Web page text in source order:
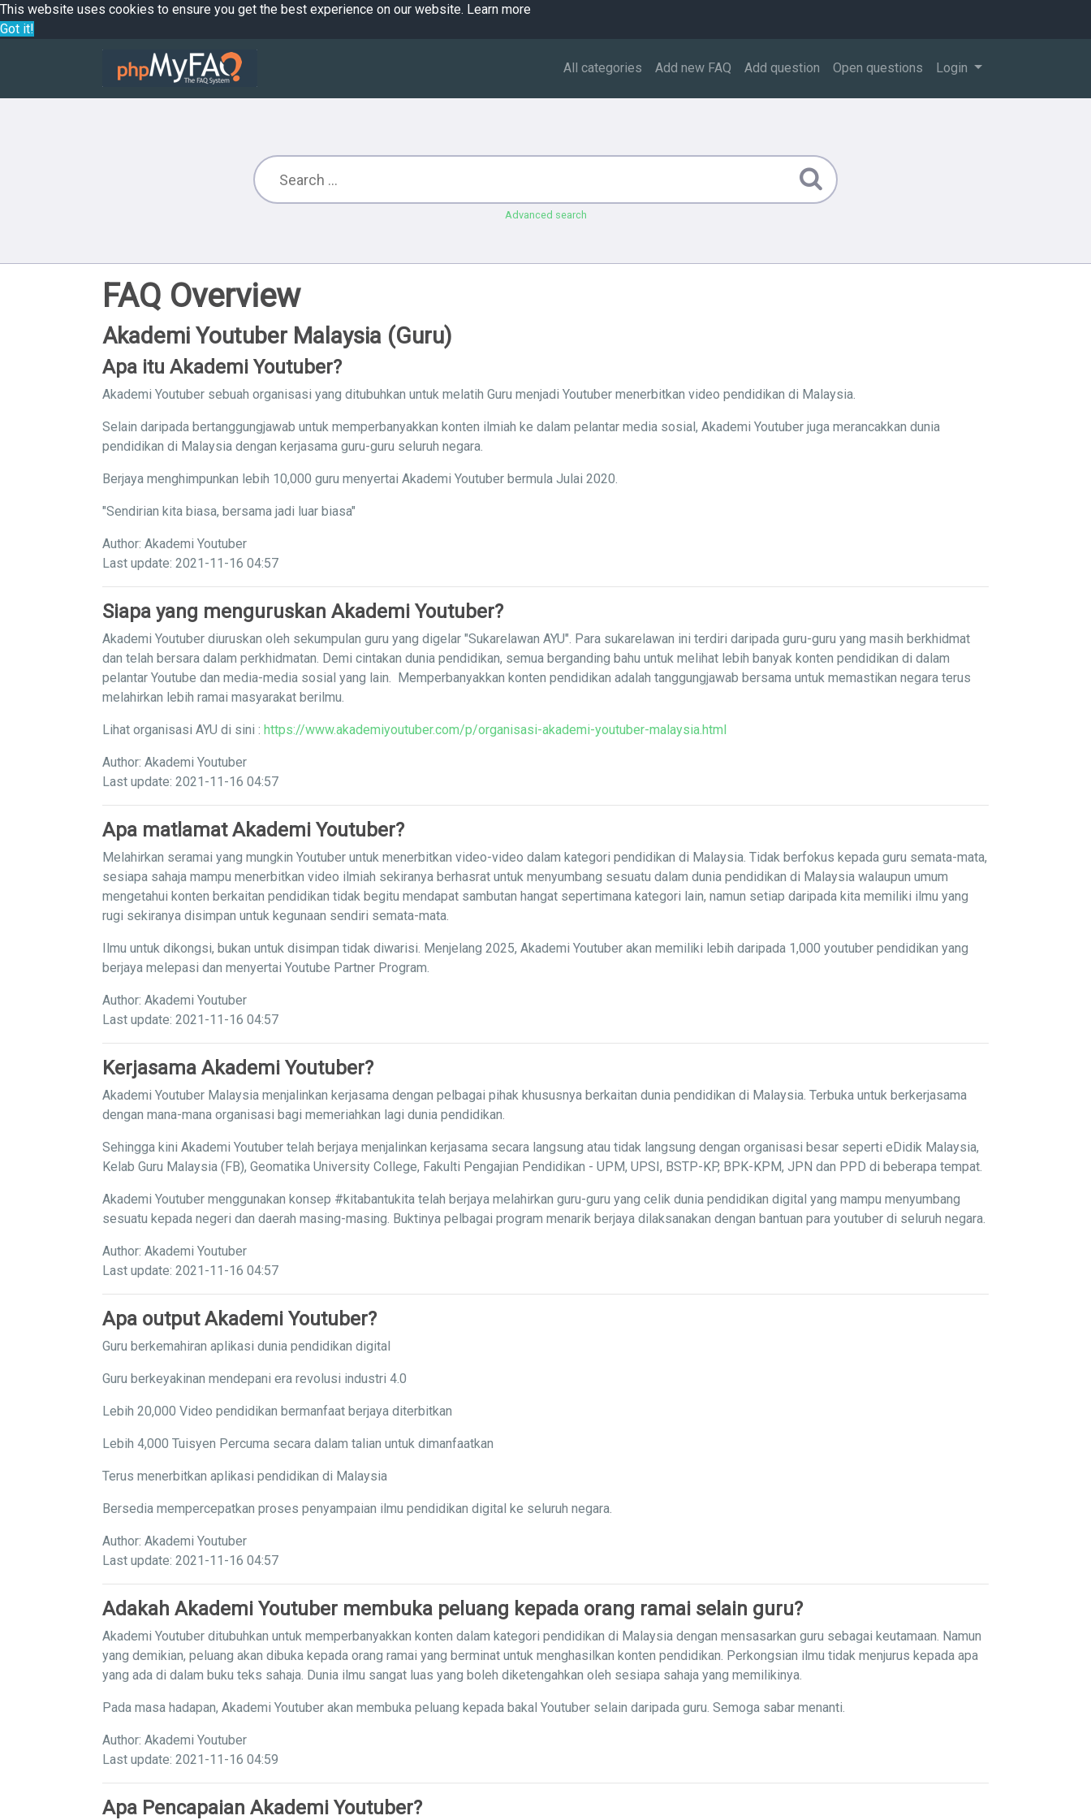
This website uses cookies to ensure you get the best experience on our website. Learn more
Got it!
All categories Add new FAQ Add question Open questions Login
Advanced search
FAQ Overview
Akademi Youtuber Malaysia (Guru)
Apa itu Akademi Youtuber?
Akademi Youtuber sebuah organisasi yang ditubuhkan untuk melatih Guru menjadi Youtuber menerbitkan video pendidikan di Malaysia.
Selain daripada bertanggungjawab untuk memperbanyakkan konten ilmiah ke dalam pelantar media sosial, Akademi Youtuber juga merancakkan dunia
pendidikan di Malaysia dengan kerjasama guru-guru seluruh negara.
Berjaya menghimpunkan lebih 10,000 guru menyertai Akademi Youtuber bermula Julai 2020.
"Sendirian kita biasa, bersama jadi luar biasa"
Author: Akademi Youtuber
Last update: 2021-11-16 04:57
Siapa yang menguruskan Akademi Youtuber?
Akademi Youtuber diuruskan oleh sekumpulan guru yang digelar "Sukarelawan AYU". Para sukarelawan ini terdiri daripada guru-guru yang masih berkhidmat
dan telah bersara dalam perkhidmatan. Demi cintakan dunia pendidikan, semua berganding bahu untuk melihat lebih banyak konten pendidikan di dalam
pelantar Youtube dan media-media sosial yang lain. Memperbanyakkan konten pendidikan adalah tanggungjawab bersama untuk memastikan negara terus
melahirkan lebih ramai masyarakat berilmu.
Lihat organisasi AYU di sini : https://www.akademiyoutuber.com/p/organisasi-akademi-youtuber-malaysia.html
Author: Akademi Youtuber
Last update: 2021-11-16 04:57
Apa matlamat Akademi Youtuber?
Melahirkan seramai yang mungkin Youtuber untuk menerbitkan video-video dalam kategori pendidikan di Malaysia. Tidak berfokus kepada guru semata-mata,
sesiapa sahaja mampu menerbitkan video ilmiah sekiranya berhasrat untuk menyumbang sesuatu dalam dunia pendidikan di Malaysia walaupun umum
mengetahui konten berkaitan pendidikan tidak begitu mendapat sambutan hangat sepertimana kategori lain, namun setiap daripada kita memiliki ilmu yang
rugi sekiranya disimpan untuk kegunaan sendiri semata-mata.
Ilmu untuk dikongsi, bukan untuk disimpan tidak diwarisi. Menjelang 2025, Akademi Youtuber akan memiliki lebih daripada 1,000 youtuber pendidikan yang
berjaya melepasi dan menyertai Youtube Partner Program.
Author: Akademi Youtuber
Last update: 2021-11-16 04:57
Kerjasama Akademi Youtuber?
Akademi Youtuber Malaysia menjalinkan kerjasama dengan pelbagai pihak khususnya berkaitan dunia pendidikan di Malaysia. Terbuka untuk berkerjasama
dengan mana-mana organisasi bagi memeriahkan lagi dunia pendidikan.
Sehingga kini Akademi Youtuber telah berjaya menjalinkan kerjasama secara langsung atau tidak langsung dengan organisasi besar seperti eDidik Malaysia,
Kelab Guru Malaysia (FB), Geomatika University College, Fakulti Pengajian Pendidikan - UPM, UPSI, BSTP-KP, BPK-KPM, JPN dan PPD di beberapa tempat.
Akademi Youtuber menggunakan konsep #kitabantukita telah berjaya melahirkan guru-guru yang celik dunia pendidikan digital yang mampu menyumbang
sesuatu kepada negeri dan daerah masing-masing. Buktinya pelbagai program menarik berjaya dilaksanakan dengan bantuan para youtuber di seluruh negara.
Author: Akademi Youtuber
Last update: 2021-11-16 04:57
Apa output Akademi Youtuber?
Guru berkemahiran aplikasi dunia pendidikan digital
Guru berkeyakinan mendepani era revolusi industri 4.0
Lebih 20,000 Video pendidikan bermanfaat berjaya diterbitkan
Lebih 4,000 Tuisyen Percuma secara dalam talian untuk dimanfaatkan
Terus menerbitkan aplikasi pendidikan di Malaysia
Bersedia mempercepatkan proses penyampaian ilmu pendidikan digital ke seluruh negara.
Author: Akademi Youtuber
Last update: 2021-11-16 04:57
Adakah Akademi Youtuber membuka peluang kepada orang ramai selain guru?
Akademi Youtuber ditubuhkan untuk memperbanyakkan konten dalam kategori pendidikan di Malaysia dengan mensasarkan guru sebagai keutamaan. Namun
yang demikian, peluang akan dibuka kepada orang ramai yang berminat untuk menghasilkan konten pendidikan. Perkongsian ilmu tidak menjurus kepada apa
yang ada di dalam buku teks sahaja. Dunia ilmu sangat luas yang boleh diketengahkan oleh sesiapa sahaja yang memilikinya.
Pada masa hadapan, Akademi Youtuber akan membuka peluang kepada bakal Youtuber selain daripada guru. Semoga sabar menanti.
Author: Akademi Youtuber
Last update: 2021-11-16 04:59
Apa Pencapaian Akademi Youtuber?